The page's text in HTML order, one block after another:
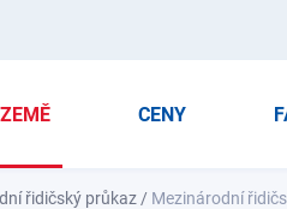
ZEMĚ CENY
řidičský průkaz / Mezinárodní